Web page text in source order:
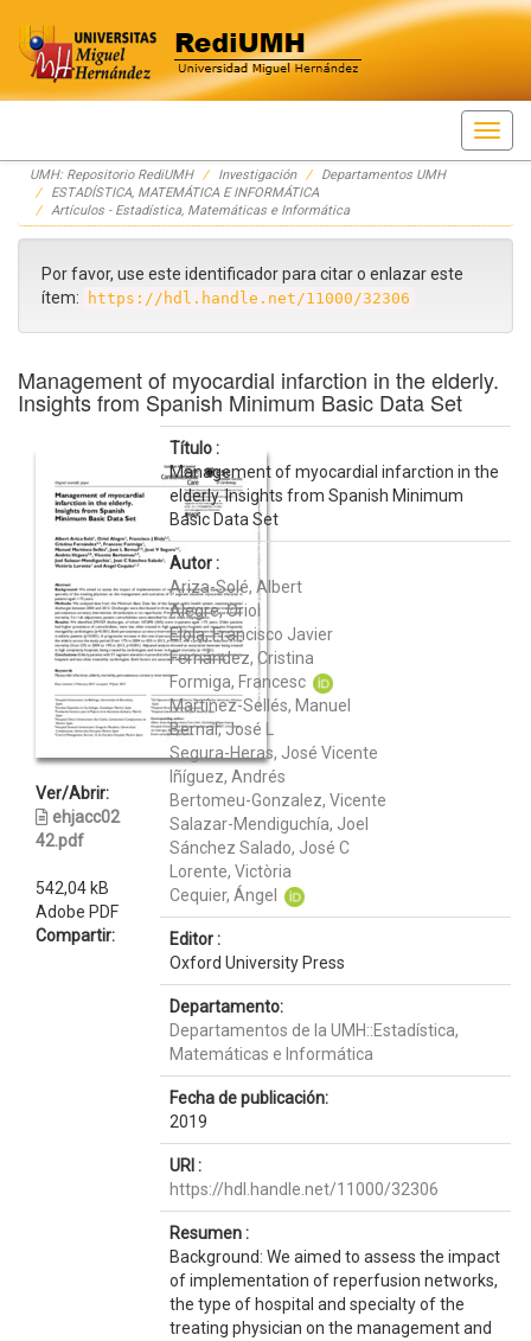
Skip
navigation
UMH: Repositorio RediUMH Investigación
Departamentos UMH
ESTADÍSTICA, MATEMÁTICA E INFORMÁTICA
Artículos - Estadística, Matemáticas e Informática
Por favor, use este identificador para citar o enlazar este
ítem:
https://hdl.handle.net/11000/32306
Management of myocardial infarction in the elderly.
Insights from Spanish Minimum Basic Data Set
Ver/Abrir:
ehjacc02
42.pdf
542,04 kB
Adobe PDF
Compartir:
Título :
Management of myocardial infarction in the
elderly. Insights from Spanish Minimum
Basic Data Set
Autor :
Ariza-Solé, Albert
Alegre, Oriol
Elola, Francisco Javier
Fernández, Cristina
Formiga, Francesc
Martínez-Sellés, Manuel
Bernal, José L
Segura-Heras, José Vicente
Iñíguez, Andrés
Bertomeu-Gonzalez, Vicente
Salazar-Mendiguchía, Joel
Sánchez Salado, José C
Lorente, Victòria
Cequier, Ángel
Editor :
Oxford University Press
Departamento:
Departamentos de la UMH::Estadística,
Matemáticas e Informática
Fecha de publicación:
2019
URI :
https://hdl.handle.net/11000/32306
Resumen :
Background: We aimed to assess the impact
of implementation of reperfusion networks,
the type of hospital and specialty of the
treating physician on the management and